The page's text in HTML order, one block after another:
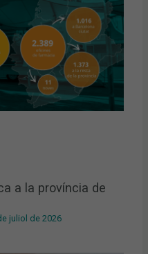
a la província de
juliol de 2026